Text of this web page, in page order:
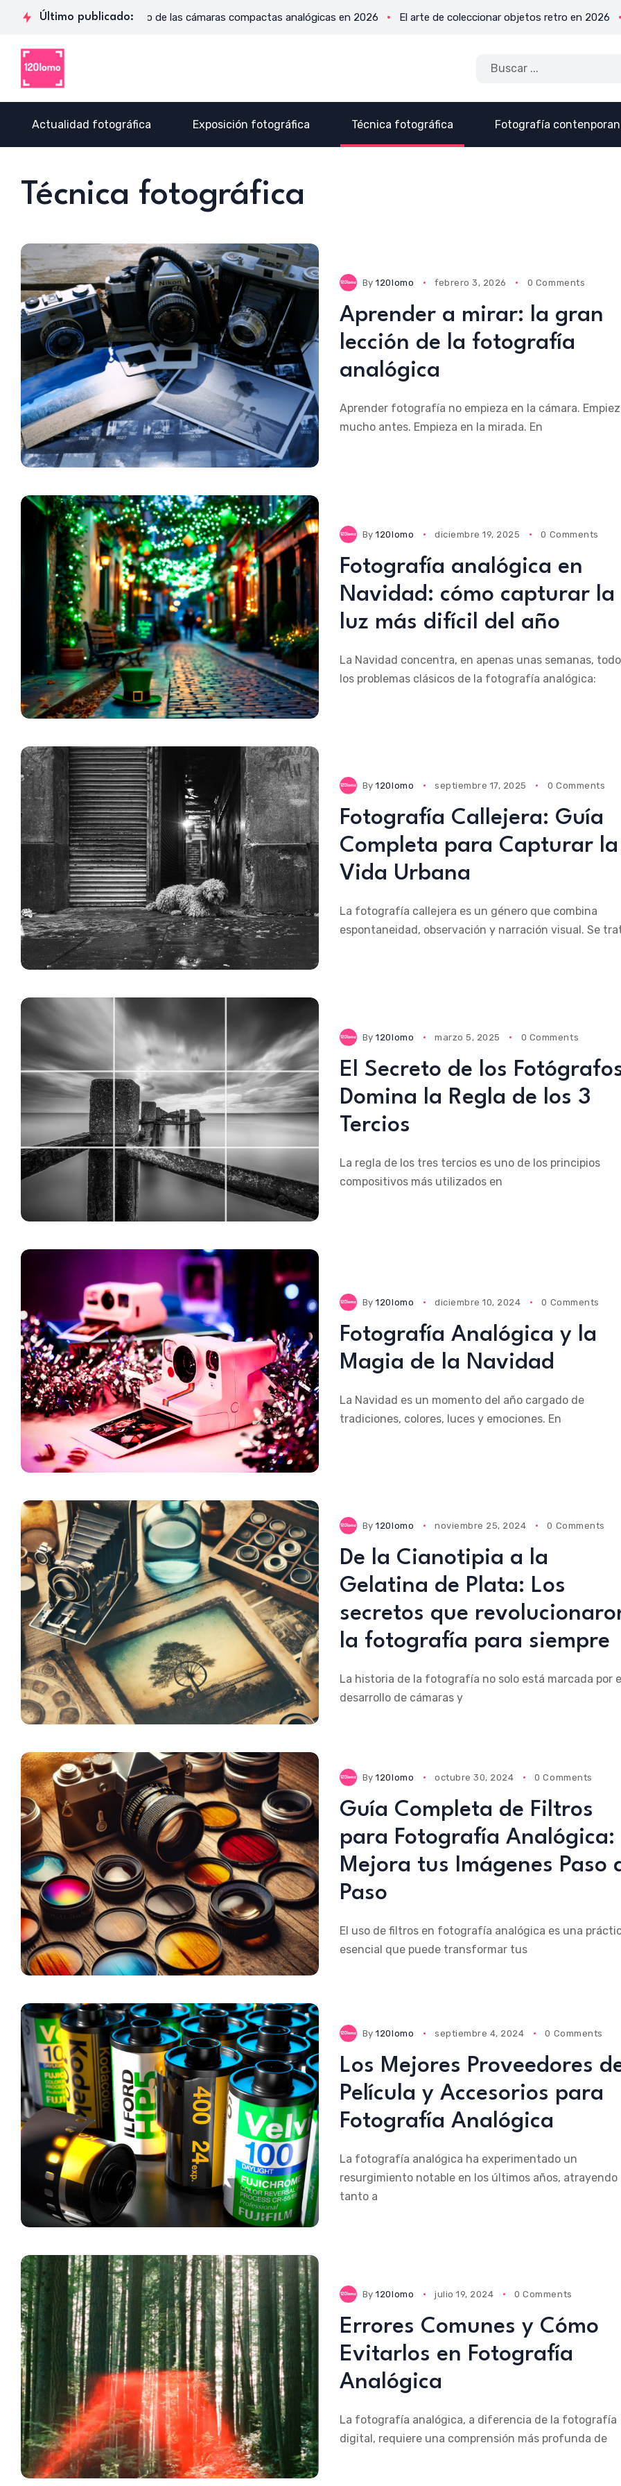
Último publicado:
toca El regreso de las cámaras compactas analógicas en 2026 El arte de coleccionar objetos retro en 2026 Por
Actualidad fotográfica Exposición fotográfica Técnica fotográfica Fotografía
Técnica fotográfica
By120lomo febrero 3, 2026 0 Comments
Aprender a mirar: la gran
lección de la fotografía
analógica
Aprender fotografía no empieza en la cámara.
mucho antes. Empieza en la mirada. En
By120lomo diciembre 19, 2025 0 Comments
Fotografía analógica en
Navidad: cómo capturar la
luz más difícil del año
La Navidad concentra, en apenas unas semanas,
los problemas clásicos de la fotografía analógica:
By120lomo septiembre 17, 2025 0 Comments
Fotografía Callejera: Guía
Completa para Capturar la
Vida Urbana
La fotografía callejera es un género que combina
espontaneidad, observación y narración visual. Se
By120lomo marzo 5, 2025 0 Comments
El Secreto de los
Domina la Regla de los 3
Tercios
La regla de los tres tercios es uno de los principios
compositivos más utilizados en
By120lomo diciembre 10, 2024 0 Comments
Fotografía Analógica y la
Magia de la Navidad
La Navidad es un momento del año cargado de
tradiciones, colores, luces y emociones. En
By120lomo noviembre 25, 2024 0 Comments
De la Cianotipia a la
Gelatina de Plata: Los
secretos que
la fotografía para siempre
La historia de la fotografía no solo está marcada por
desarrollo de cámaras y
By120lomo octubre 30, 2024 0 Comments
Guía Completa de Filtros
para Fotografía Analógica:
Mejora tus Imágenes Paso
Paso
El uso de filtros en fotografía analógica es una
esencial que puede transformar tus
By120lomo septiembre 4, 2024 0 Comments
Los Mejores Proveedores
Película y Accesorios para
Fotografía Analógica
La fotografía analógica ha experimentado un
resurgimiento notable en los últimos años, atrayendo
tanto a
By120lomo julio 19, 2024 0 Comments
Errores Comunes y Cómo
Evitarlos en Fotografía
Analógica
La fotografía analógica, a diferencia de la fotografía
digital, requiere una comprensión más profunda de